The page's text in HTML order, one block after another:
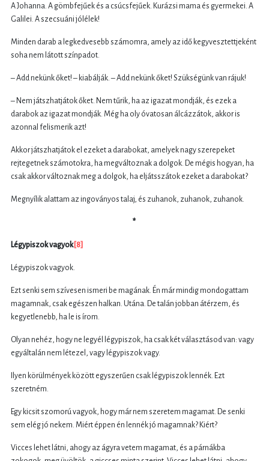
A Johanna. A gömbfejűek és a csúcsfejűek. Kurázsi mama és gyermekei. A
Galilei. A szecsuáni jólélek!
Minden darab a legkedvesebb számomra, amely az idő kegyvesztettjeként
soha nem látott színpadot.
– Add nekünk őket! – kiabálják. – Add nekünk őket! Szükségünk van rájuk!
– Nem játszhatjátok őket. Nem tűrik, ha az igazat mondják, és ezek a
darabok az igazat mondják. Még ha oly óvatosan álcázzátok, akkor is
azonnal felismerik azt!
Akkor játszhatjátok el ezeket a darabokat, amelyek nagy szerepeket
rejtegetnek számotokra, ha megváltoznak a dolgok. De mégis hogyan, ha
csak akkor változnak meg a dolgok, ha eljátsszátok ezeket a darabokat?
Megnyílik alattam az ingoványos talaj, és zuhanok, zuhanok, zuhanok.
*
Légypiszok vagyok[8]
Légypiszok vagyok.
Ezt senki sem szívesen ismeri be magának. Én már mindig mondogattam
magamnak, csak egészen halkan. Utána. De talán jobban átérzem, és
kegyetlenebb, ha le is írom.
Olyan nehéz, hogy ne legyél légypiszok, ha csak két választásod van: vagy
egyáltalán nem létezel, vagy légypiszok vagy.
Ilyen körülmények között egyszerűen csak légypiszok lennék. Ezt
szeretném.
Egy kicsit szomorú vagyok, hogy már nem szeretem magamat. De senki
sem elég jó nekem. Miért éppen én lennék jó magamnak? Kiért?
Vicces lehet látni, ahogy az ágyra vetem magamat, és a párnákba